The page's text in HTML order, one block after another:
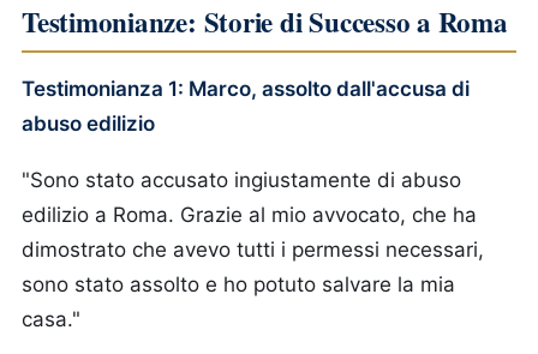
Testimonianze: Storie di Successo a Roma
Testimonianza 1: Marco, assolto dall'accusa di
abuso edilizio
"Sono stato accusato ingiustamente di abuso
edilizio a Roma. Grazie al mio avvocato, che ha
dimostrato che avevo tutti i permessi necessari,
sono stato assolto e ho potuto salvare la mia
casa."